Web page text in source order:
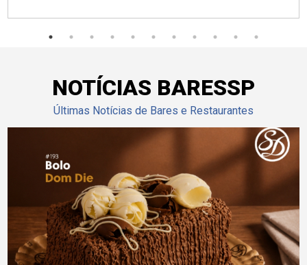
NOTÍCIAS BARESSP
Últimas Notícias de Bares e Restaurantes